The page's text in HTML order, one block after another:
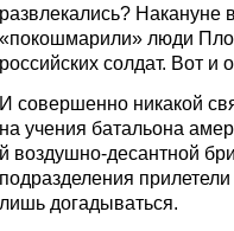
развлекались? Накануне
«покошмарили» люди
российских солдат. Вот и
И совершенно никакой
на учения батальона
й воздушно-десантной
подразделения
лишь догадываться.